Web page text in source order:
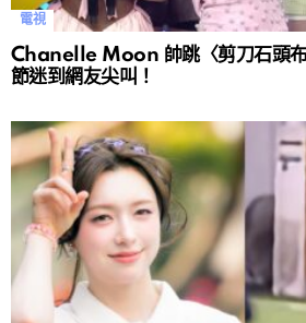
電視
Chanelle Moon 帥跳〈剪刀石頭布
節迷到網友尖叫！